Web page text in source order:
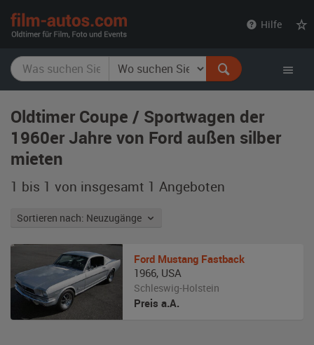
Hilfe
Oldtimer Coupe / Sportwagen der
1960er Jahre von Ford außen silber
mieten
1 bis 1 von insgesamt 1 Angeboten
Sortieren nach: Neuzugänge
Ford Mustang Fastback
1966, USA
Schleswig-Holstein
Preis a.A.